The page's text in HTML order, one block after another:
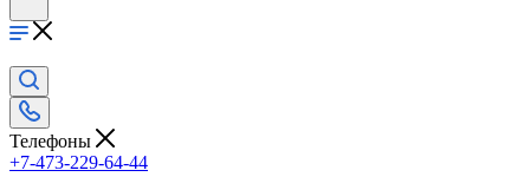
Телефоны
+7-473-229-64-44